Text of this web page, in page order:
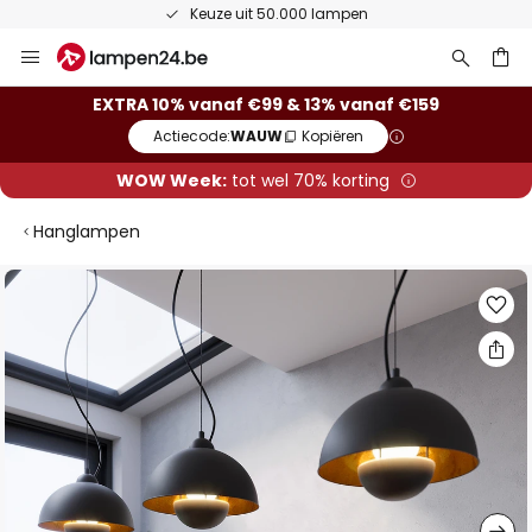
Keuze uit 50.000 lampen
naar
EXTRA 10% vanaf €99 & 13% vanaf €159
Actiecode:WAUW Kopiëren
WOW Week:tot wel 70% korting
Hanglampen
Ga
einde
van
de
afbeeldingen-
gallerij